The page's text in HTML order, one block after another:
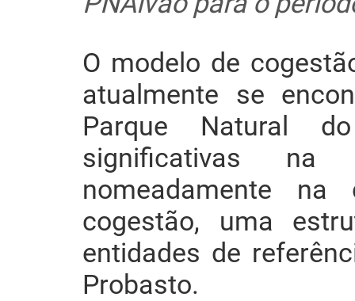
O modelo de
atualmente se
Parque Natural
significativas na
nomeadamente
cogestão, uma
entidades de
Probasto.